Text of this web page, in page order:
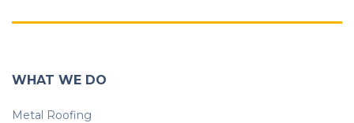
WHAT WE DO
Metal Roofing